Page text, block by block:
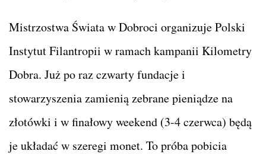
Mistrzostwa Świata w Dobroci organizuje Polski
Instytut Filantropii w ramach kampanii Kilometry
Dobra. Już po raz czwarty fundacje i
stowarzyszenia zamienią zebrane pieniądze na
złotówki i w finałowy weekend (3-4 czerwca) będą
je układać w szeregi monet. To próba pobicia